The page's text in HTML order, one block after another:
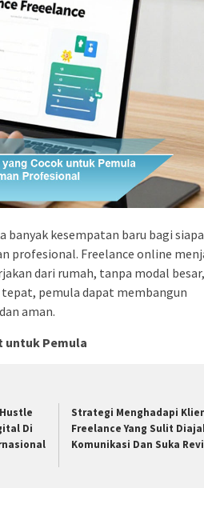
kesempatan baru bagi
profesional. Freelance online
dari rumah, tanpa modal
pemula dapat membangun
aman.
untuk Pemula
Di
Strategi Menghadapi
Freelance Yang Sulit
Komunikasi Dan Suka